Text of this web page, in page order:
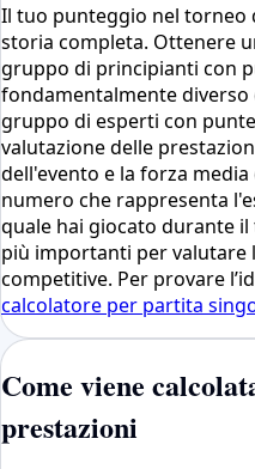
Il tuo punteggio nel torneo
storia completa. Ottenere
gruppo di principianti con
fondamentalmente
gruppo di esperti con
valutazione delle
dell'evento e la forza
numero che rappresenta
quale hai giocato durante
più importanti per valutare
competitive. Per provare
calcolatore per partita
Come viene
prestazioni